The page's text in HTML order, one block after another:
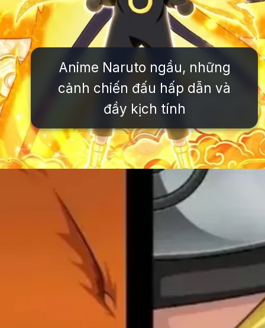
Anime Naruto ngầu, những
cảnh chiến đấu hấp dẫn và
đầy kịch tính
https://issiloo.edu.vn/avatar-naruto